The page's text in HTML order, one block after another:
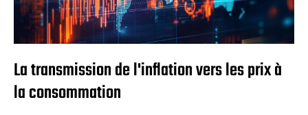
La transmission de l'inflation vers les prix à
la consommation